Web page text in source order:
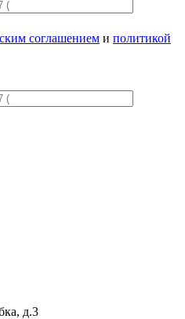
соглашением и политикой
д.3